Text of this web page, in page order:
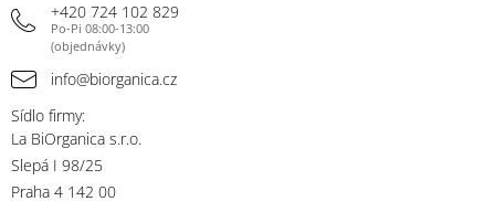
+420 724 102 829
Po-Pi 08:00-13:00
(objednávky)
info@biorganica.cz
Sídlo firmy:
La BiOrganica s.r.o.
Slepá I 98/25
Praha 4 142 00